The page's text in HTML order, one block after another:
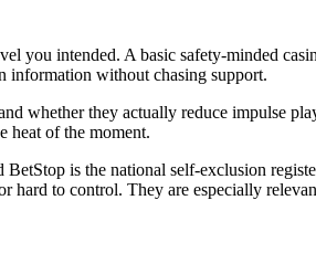
you intended. A basic safety-minded
information without chasing support.
whether they actually reduce impulse
heat of the moment.
is the national self-exclusion
to control. They are especially